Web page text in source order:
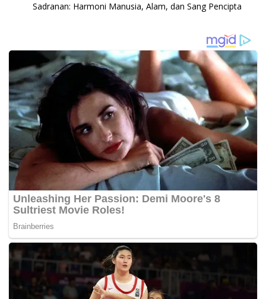
Sadranan: Harmoni Manusia, Alam, dan Sang Pencipta